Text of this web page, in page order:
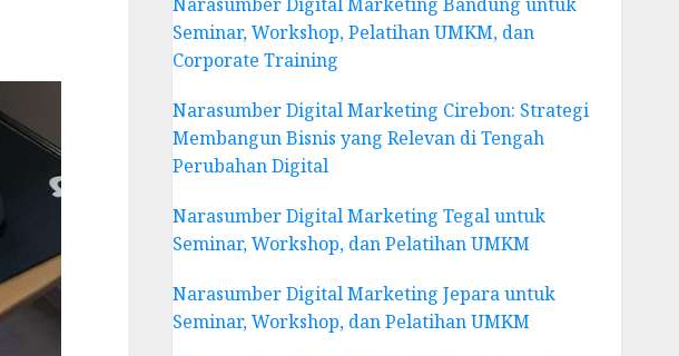
Seminar, Workshop, Pelatihan UMKM, dan
Corporate Training
Narasumber Digital Marketing Cirebon: Strategi
Membangun Bisnis yang Relevan di Tengah
Perubahan Digital
Narasumber Digital Marketing Tegal untuk
Seminar, Workshop, dan Pelatihan UMKM
Narasumber Digital Marketing Jepara untuk
Seminar, Workshop, dan Pelatihan UMKM